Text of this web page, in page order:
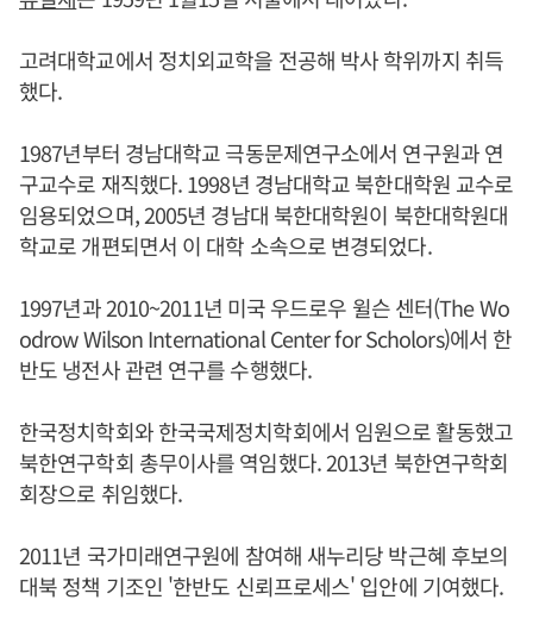
고려대학교에서 정치외교학을 전공해 박사 학위까지 취득
했다.
1987년부터 경남대학교 극동문제연구소에서 연구원과 연
구교수로 재직했다. 1998년 경남대학교 북한대학원 교수로
임용되었으며, 2005년 경남대 북한대학원이 북한대학원대
학교로 개편되면서 이 대학 소속으로 변경되었다.
1997년과 2010~2011년 미국 우드로우 윌슨 센터(The Wo
odrow Wilson International Center for Scholors)에서 한
반도 냉전사 관련 연구를 수행했다.
한국정치학회와 한국국제정치학회에서 임원으로 활동했고
북한연구학회 총무이사를 역임했다. 2013년 북한연구학회
회장으로 취임했다.
2011년 국가미래연구원에 참여해 새누리당 박근혜 후보의
대북 정책 기조인 '한반도 신뢰프로세스' 입안에 기여했다.